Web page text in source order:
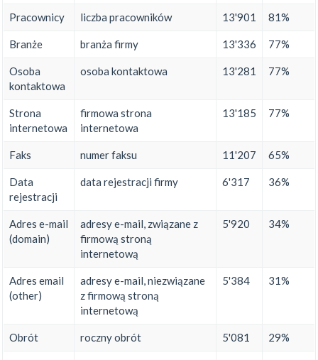
Pracownicy liczba pracowników 13'901 81%
Branże branża firmy 13'336 77%
Osoba
kontaktowa
osoba kontaktowa 13'281 77%
Strona
internetowa
firmowa strona
internetowa
13'185 77%
Faks numer faksu 11'207 65%
Data
rejestracji
data rejestracji firmy 6'317 36%
Adres e-mail
(domain)
adresy e-mail, związane z
firmową stroną
internetową
5'920 34%
Adres email
(other)
adresy e-mail, niezwiązane
z firmową stroną
internetową
5'384 31%
Obrót roczny obrót 5'081 29%